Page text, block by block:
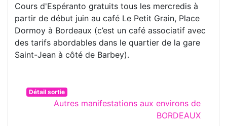
Cours d'Espéranto gratuits tous les mercredis à
partir de début juin au café Le Petit Grain, Place
Dormoy à Bordeaux (c’est un café associatif avec
des tarifs abordables dans le quartier de la gare
Saint-Jean à côté de Barbey).
Détail sortie
Autres manifestations aux environs de
BORDEAUX